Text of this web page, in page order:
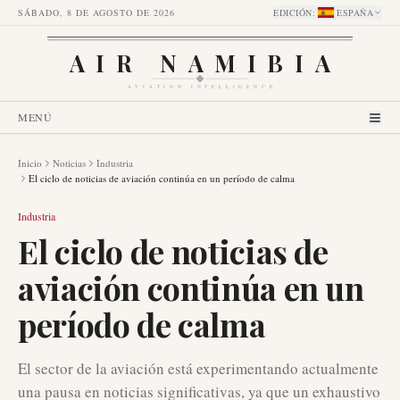
SÁBADO, 8 DE AGOSTO DE 2026 EDICIÓN: ESPAÑA
AIR NAMIBIA
AVIATION INTELLIGENCE
MENÚ
Inicio Noticias
Industria
El ciclo de noticias de aviación continúa en un período de calma
Industria
El ciclo de noticias de
aviación continúa en un
período de calma
El sector de la aviación está experimentando actualmente
una pausa en noticias significativas, ya que un exhaustivo